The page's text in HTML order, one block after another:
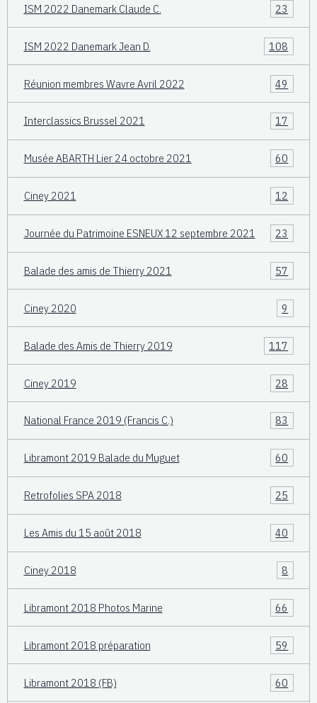
ISM 2022 Danemark Claude C. 23
ISM 2022 Danemark Jean D. 108
Réunion membres Wavre Avril 2022 49
Interclassics Brussel 2021 17
Musée ABARTH Lier 24 octobre 2021 60
Ciney 2021 12
Journée du Patrimoine ESNEUX 12 septembre 2021 23
Balade des amis de Thierry 2021 57
Ciney 2020 9
Balade des Amis de Thierry 2019 117
Ciney 2019 28
National France 2019 (Francis C.) 83
Libramont 2019 Balade du Muguet 60
Retrofolies SPA 2018 25
Les Amis du 15 août 2018 40
Ciney 2018 8
Libramont 2018 Photos Marine 66
Libramont 2018 préparation 59
Libramont 2018 (FB) 60